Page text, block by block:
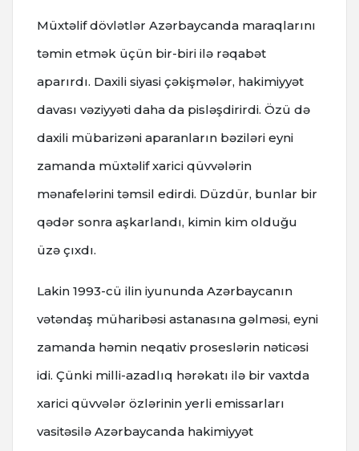
Müxtəlif dövlətlər Azərbaycanda maraqlarını
təmin etmək üçün bir-biri ilə rəqabət
aparırdı. Daxili siyasi çəkişmələr, hakimiyyət
davası vəziyyəti daha da pisləşdirirdi. Özü də
daxili mübarizəni aparanların bəziləri eyni
zamanda müxtəlif xarici qüvvələrin
mənafelərini təmsil edirdi. Düzdür, bunlar bir
qədər sonra aşkarlandı, kimin kim olduğu
üzə çıxdı.
Lakin 1993-cü ilin iyununda Azərbaycanın
vətəndaş müharibəsi astanasına gəlməsi, eyni
zamanda həmin neqativ proseslərin nəticəsi
idi. Çünki milli-azadlıq hərəkatı ilə bir vaxtda
xarici qüvvələr özlərinin yerli emissarları
vasitəsilə Azərbaycanda hakimiyyət